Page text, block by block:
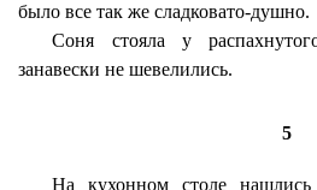
было все так же сладковато-душно.
Соня стояла у
занавески не шевелились.
5
На кухонном столе